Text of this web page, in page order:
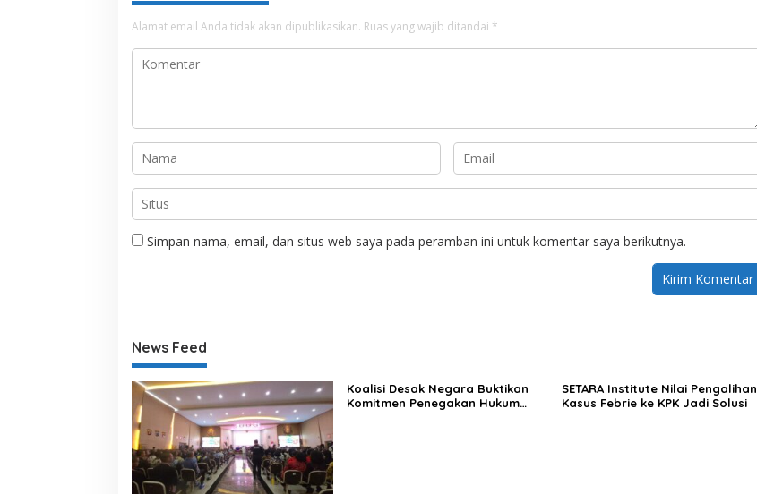
Alamat email Anda tidak akan dipublikasikan. Ruas yang wajib ditandai *
Simpan nama, email, dan situs web saya pada peramban ini untuk komentar saya berikutnya.
News Feed
Koalisi Desak Negara Buktikan
Komitmen Penegakan Hukum
SETARA Institute Nilai Pengalihan
Kasus Febrie ke KPK Jadi Solusi